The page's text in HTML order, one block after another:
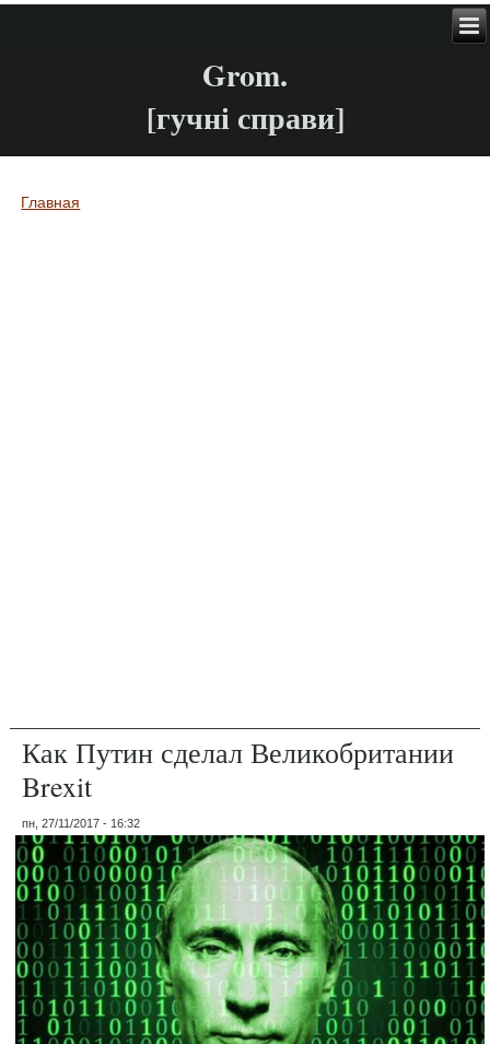
Grom.
[гучні справи]
Вы здесь
Главная
Как Путин сделал Великобритании
Brexit
пн, 27/11/2017 - 16:32